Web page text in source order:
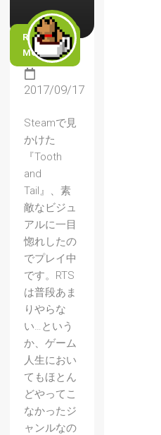
READ
MORE
2017/09/17
Steamで見
かけた
『Tooth
and
Tail』、素
敵なビジュ
アルに一目
惚れしたの
でプレイ中
です。RTS
は普段あま
りやらな
い…という
か、ゲーム
人生におい
てもほとん
どやってこ
なかったジ
ャンルなの